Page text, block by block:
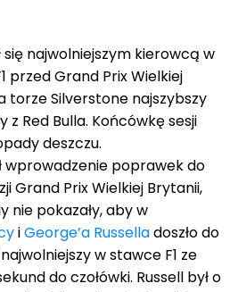
się najwolniejszym kierowcą w
przed Grand Prix Wielkiej
torze Silverstone najszybszy
z Red Bulla. Końcówkę sesji
deszczu.
wprowadzenie poprawek do
Grand Prix Wielkiej Brytanii,
nie pokazały, aby w
iGeorge’a Russelladoszło do
w stawce F1 ze
do czołówki. Russell był o